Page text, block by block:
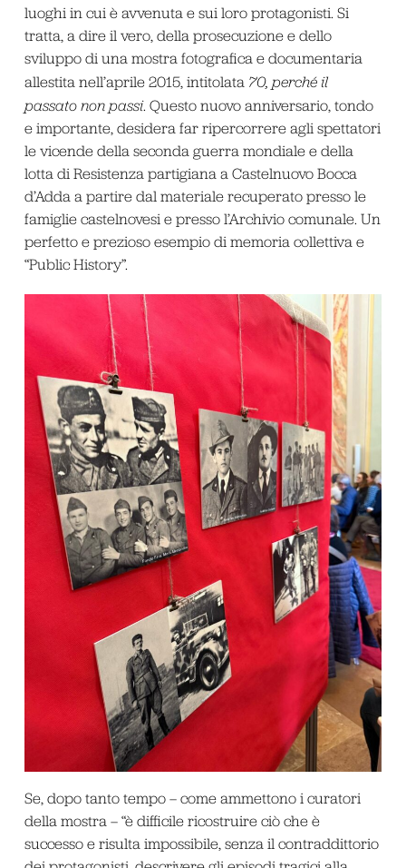
luoghi in cui è avvenuta e sui loro protagonisti. Si
tratta, a dire il vero, della prosecuzione e dello
sviluppo di una mostra fotografica e documentaria
allestita nell’aprile 2015, intitolata 70, perché il
passato non passi. Questo nuovo anniversario, tondo
e importante, desidera far ripercorrere agli spettatori
le vicende della seconda guerra mondiale e della
lotta di Resistenza partigiana a Castelnuovo Bocca
d’Adda a partire dal materiale recuperato presso le
famiglie castelnovesi e presso l’Archivio comunale. Un
perfetto e prezioso esempio di memoria collettiva e
“Public History”.
Se, dopo tanto tempo – come ammettono i curatori
della mostra – “è difficile ricostruire ciò che è
successo e risulta impossibile, senza il contraddittorio